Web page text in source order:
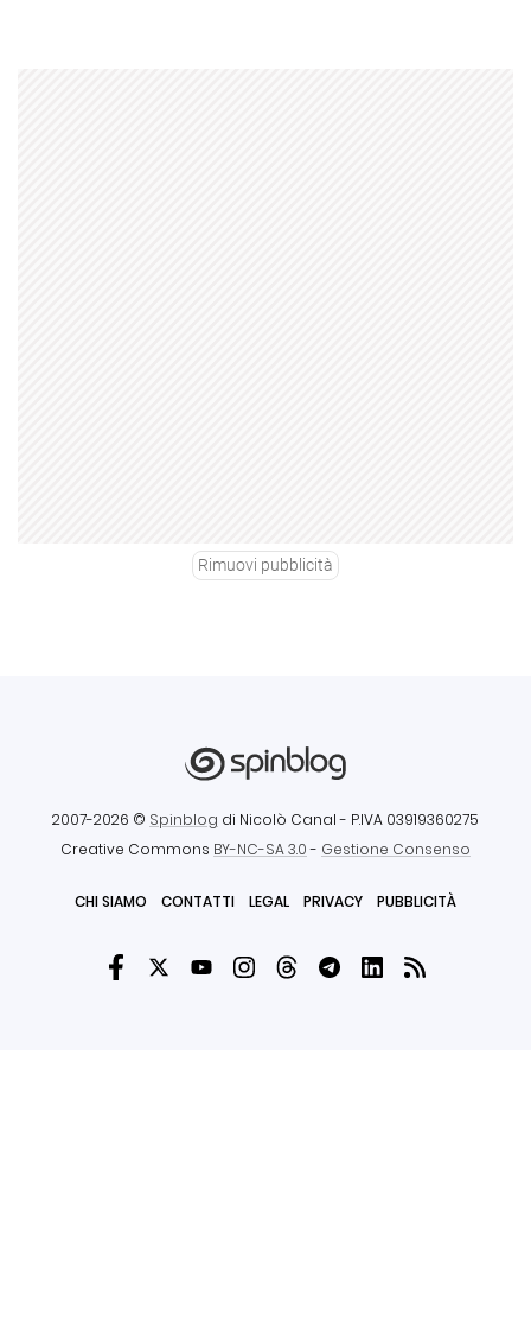
Rimuovi pubblicità
2007-2026 © Spinblog di Nicolò Canal - P.IVA 03919360275
Creative Commons BY-NC-SA 3.0- Gestione Consenso
CHI SIAMO CONTATTI LEGAL PRIVACY PUBBLICITÀ